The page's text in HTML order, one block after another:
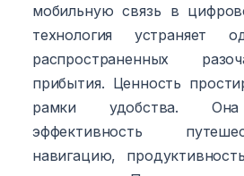
мобильную связь в
технология устраняет
распространенных
прибытия. Ценность
рамки удобства.
эффективность
навигацию,